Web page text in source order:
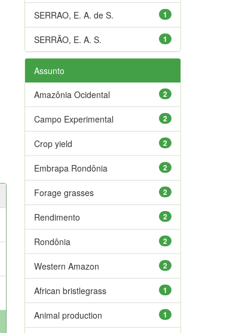
1
SERRAO, E. A. de S.
1
SERRÃO, E. A. S.
Assunto
2
Amazônia Ocidental
2
Campo Experimental
2
Crop yield
2
Embrapa Rondônia
2
Forage grasses
2
Rendimento
2
Rondônia
2
Western Amazon
1
African bristlegrass
1
Animal production